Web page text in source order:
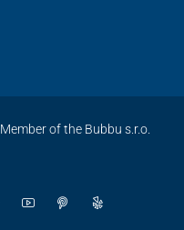
Member of the Bubbu s.r.o.